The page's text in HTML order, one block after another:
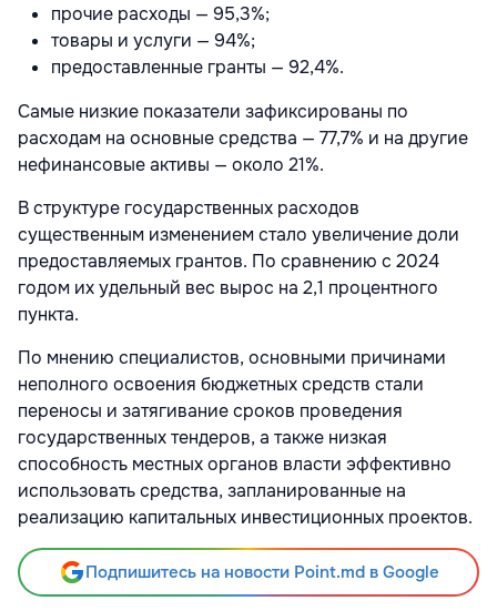
прочие расходы — 95,3%;
товары и услуги — 94%;
предоставленные гранты — 92,4%.
Самые низкие показатели зафиксированы по
расходам на основные средства — 77,7% и на другие
нефинансовые активы — около 21%.
В структуре государственных расходов
существенным изменением стало увеличение доли
предоставляемых грантов. По сравнению с 2024
годом их удельный вес вырос на 2,1 процентного
пункта.
По мнению специалистов, основными причинами
неполного освоения бюджетных средств стали
переносы и затягивание сроков проведения
государственных тендеров, а также низкая
способность местных органов власти эффективно
использовать средства, запланированные на
реализацию капитальных инвестиционных проектов.
Подпишитесь на новости Point.md в Google